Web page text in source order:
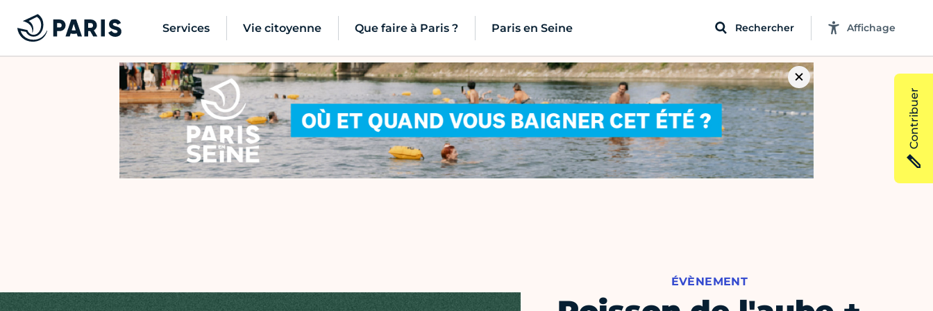
Services Vie citoyenne Que faire à Paris ? Paris en Seine Rechercher Affichage
ÉVÈNEMENT
Contribuer